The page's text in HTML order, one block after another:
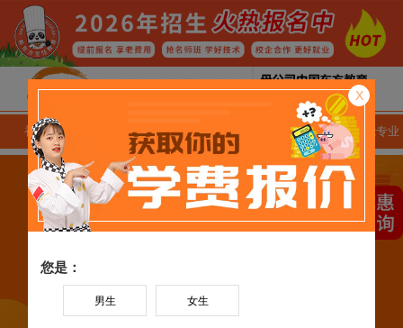
初中生专业 高中生专业 专业学费 就业技能专业
X
您是：
男生 女生